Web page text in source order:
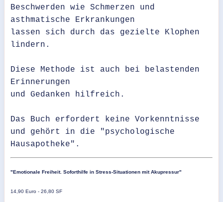
Beschwerden wie Schmerzen und
asthmatische Erkrankungen
lassen sich durch das gezielte Klophen
lindern.
Diese Methode ist auch bei belastenden
Erinnerungen
und Gedanken hilfreich.
Das Buch erfordert keine Vorkenntnisse
und gehört in die "psychologische
Hausapotheke".
"Emotionale Freiheit. Soforthilfe in Stress-Situationen mit Akupressur"
14,90 Euro - 26,80 SF